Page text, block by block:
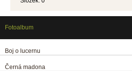
Fotoalbum
Boj o lucernu
Černá madona